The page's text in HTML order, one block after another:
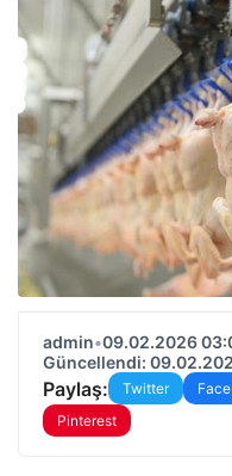
admin•09.02.2026
Güncellendi:
Paylaş: Twitter
Pinterest